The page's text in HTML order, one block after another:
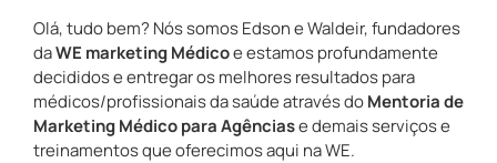
Olá, tudo bem? Nós somos Edson e Waldeir, fundadores
daWE marketing Médicoe estamos profundamente
decididos e entregar os melhores resultados para
médicos/profissionais da saúde através doMentoria de
Marketing Médico para Agênciase demais serviços e
treinamentos que oferecimos aqui na WE.